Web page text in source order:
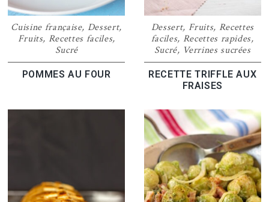
Cuisine française, Dessert,
Fruits, Recettes faciles,
Sucré
POMMES AU FOUR
Dessert, Fruits, Recettes
faciles, Recettes rapides,
Sucré, Verrines sucrées
RECETTE TRIFFLE AUX
FRAISES